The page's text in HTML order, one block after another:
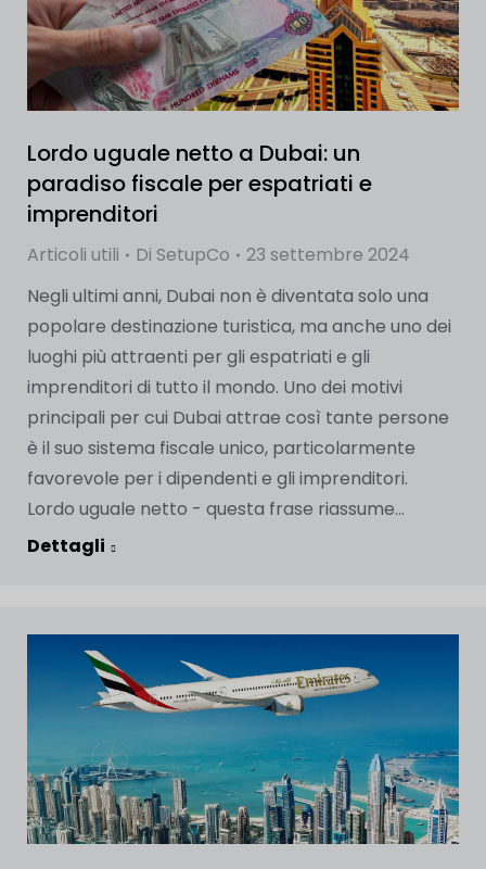
Lordo uguale netto a Dubai: un
paradiso fiscale per espatriati e
imprenditori
Articoli utili Di SetupCo
23 settembre 2024
Negli ultimi anni, Dubai non è diventata solo una
popolare destinazione turistica, ma anche uno dei
luoghi più attraenti per gli espatriati e gli
imprenditori di tutto il mondo. Uno dei motivi
principali per cui Dubai attrae così tante persone
è il suo sistema fiscale unico, particolarmente
favorevole per i dipendenti e gli imprenditori.
Lordo uguale netto - questa frase riassume...
Dettagli